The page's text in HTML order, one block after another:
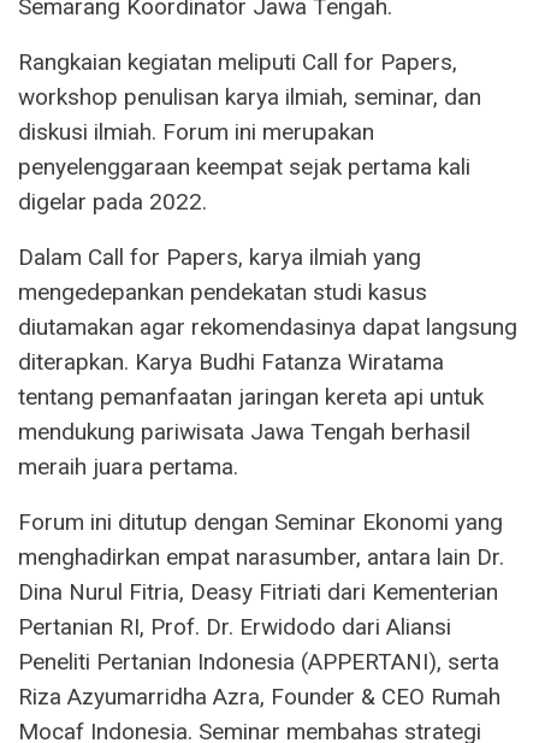
Semarang Koordinator Jawa Tengah.
Rangkaian kegiatan meliputi Call for Papers,
workshop penulisan karya ilmiah, seminar, dan
diskusi ilmiah. Forum ini merupakan
penyelenggaraan keempat sejak pertama kali
digelar pada 2022.
Dalam Call for Papers, karya ilmiah yang
mengedepankan pendekatan studi kasus
diutamakan agar rekomendasinya dapat langsung
diterapkan. Karya Budhi Fatanza Wiratama
tentang pemanfaatan jaringan kereta api untuk
mendukung pariwisata Jawa Tengah berhasil
meraih juara pertama.
Forum ini ditutup dengan Seminar Ekonomi yang
menghadirkan empat narasumber, antara lain Dr.
Dina Nurul Fitria, Deasy Fitriati dari Kementerian
Pertanian RI, Prof. Dr. Erwidodo dari Aliansi
Peneliti Pertanian Indonesia (APPERTANI), serta
Riza Azyumarridha Azra, Founder & CEO Rumah
Mocaf Indonesia. Seminar membahas strategi